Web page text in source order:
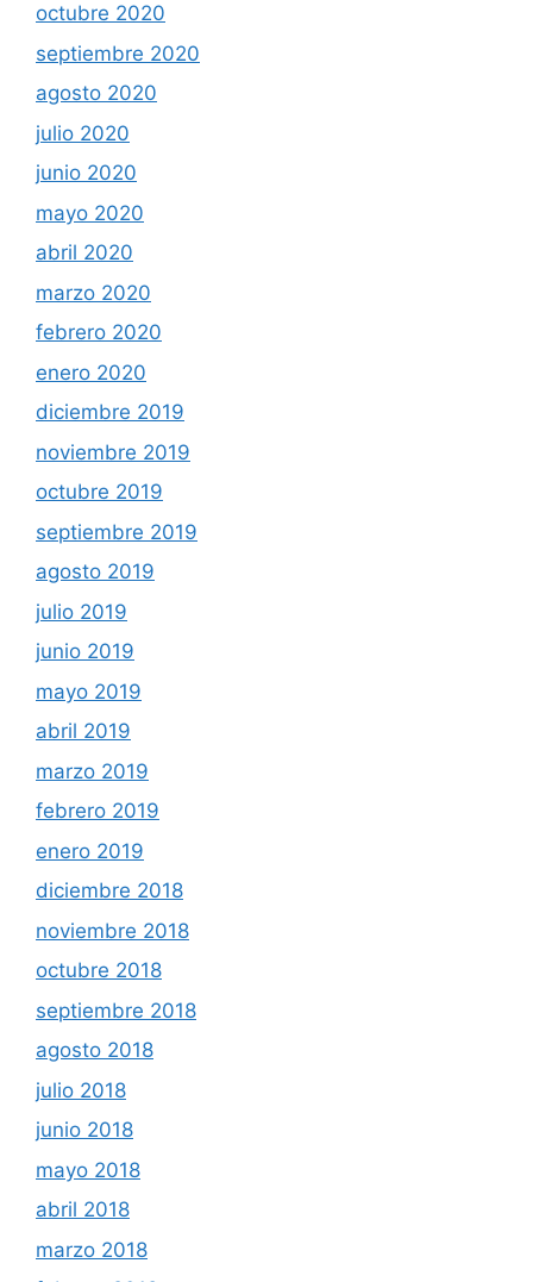
octubre 2020
septiembre 2020
agosto 2020
julio 2020
junio 2020
mayo 2020
abril 2020
marzo 2020
febrero 2020
enero 2020
diciembre 2019
noviembre 2019
octubre 2019
septiembre 2019
agosto 2019
julio 2019
junio 2019
mayo 2019
abril 2019
marzo 2019
febrero 2019
enero 2019
diciembre 2018
noviembre 2018
octubre 2018
septiembre 2018
agosto 2018
julio 2018
junio 2018
mayo 2018
abril 2018
marzo 2018